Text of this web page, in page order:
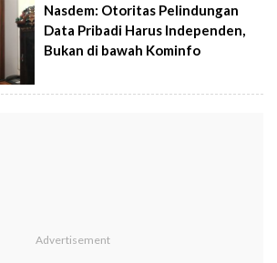
Nasdem: Otoritas Pelindungan
Data Pribadi Harus Independen,
Bukan di bawah Kominfo